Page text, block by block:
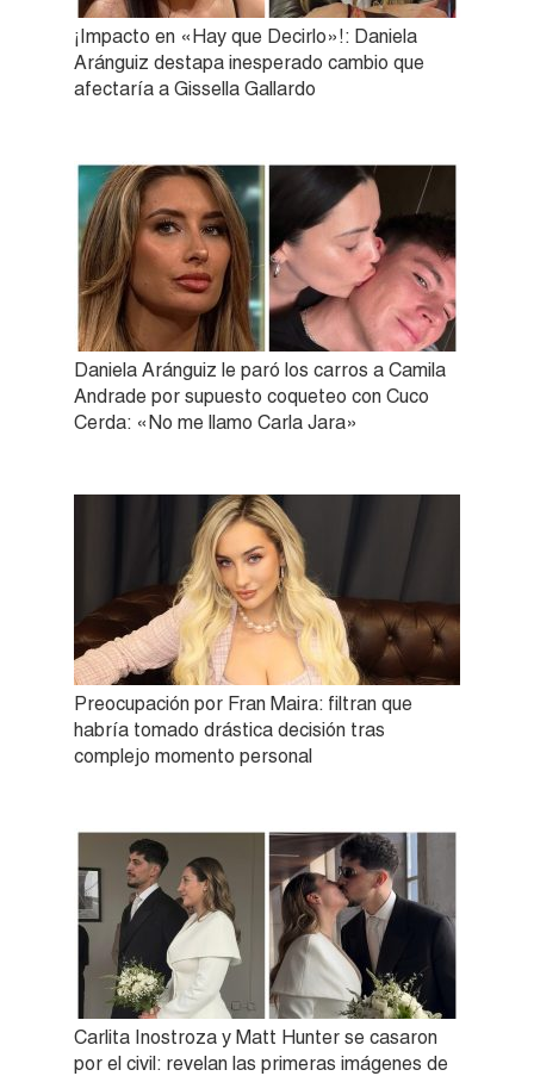
¡Impacto en «Hay que Decirlo»!: Daniela
Aránguiz destapa inesperado cambio que
afectaría a Gissella Gallardo
Daniela Aránguiz le paró los carros a Camila
Andrade por supuesto coqueteo con Cuco
Cerda: «No me llamo Carla Jara»
Preocupación por Fran Maira: filtran que
habría tomado drástica decisión tras
complejo momento personal
Carlita Inostroza y Matt Hunter se casaron
por el civil: revelan las primeras imágenes de